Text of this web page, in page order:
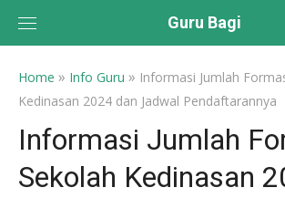
Guru Bagi
Home » Info Guru » Informasi Jumlah
Kedinasan 2024 dan Jadwal Pendaftarannya
Informasi Jumlah
Sekolah Kedinasan